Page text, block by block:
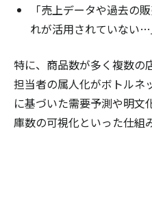
「売上データや過去の
れが活用されていない…
特に、商品数が多く複数の
担当者の属人化がボトルネ
に基づいた需要予測や明文
庫数の可視化といった仕組